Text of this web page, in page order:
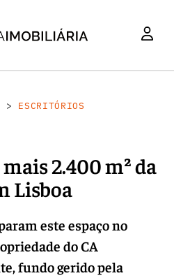
> ESCRITÓRIOS
2.400 m² da
Lisboa
este espaço no
do CA
fundo gerido pela